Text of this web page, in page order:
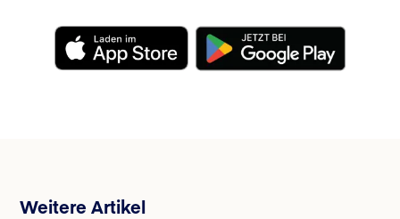
Weitere Artikel